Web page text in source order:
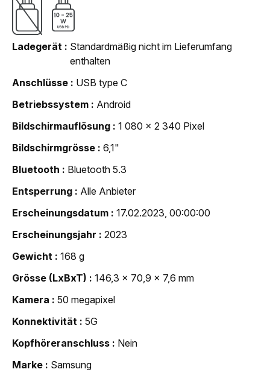
Ladegerät
Standardmäßig nicht im Lieferumfang
enthalten
Anschlüsse
USB type C
Betriebssystem
Android
Bildschirmauflösung
1 080 x 2 340 Pixel
Bildschirmgrösse
6,1"
Bluetooth
Bluetooth 5.3
Entsperrung
Alle Anbieter
Erscheinungsdatum
17.02.2023, 00:00:00
Erscheinungsjahr
2023
Gewicht
168 g
Grösse (LxBxT)
146,3 x 70,9 x 7,6 mm
Kamera
50 megapixel
Konnektivität
5G
Kopfhöreranschluss
Nein
Marke
Samsung